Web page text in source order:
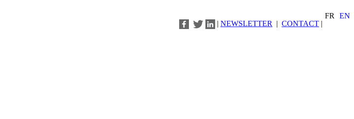
FR
EN
| NEWSLETTER | CONTACT |